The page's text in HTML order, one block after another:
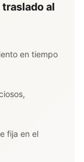
al
en tiempo
fija en el